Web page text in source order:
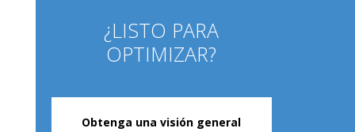
¿LISTO PARA
OPTIMIZAR?
Obtenga una visión general